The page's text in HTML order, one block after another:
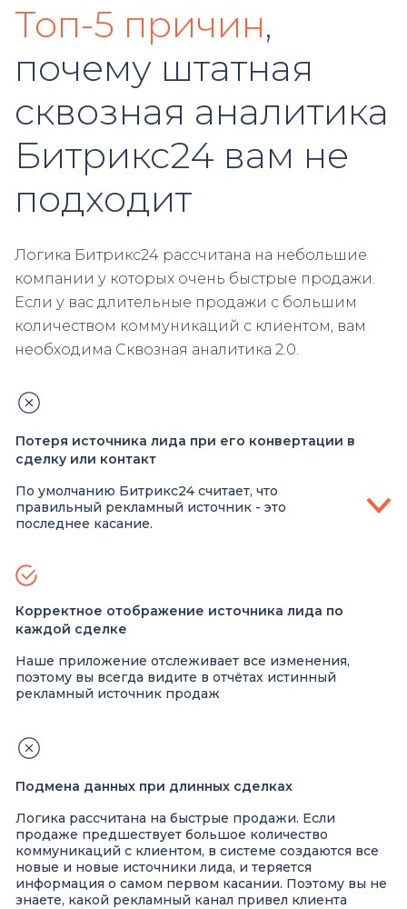
Топ-5 причин,
почему штатная
сквозная аналитика
Битрикс24 вам не
подходит
Логика Битрикс24 рассчитана на небольшие
компании у которых очень быстрые продажи.
Если у вас длительные продажи с большим
количеством коммуникаций с клиентом, вам
необходима Сквозная аналитика 2.0.
Потеря источника лида при его конвертации в
сделку или контакт
По умолчанию Битрикс24 считает, что
правильный рекламный источник - это
последнее касание.
Корректное отображение источника лида по
каждой сделке
Наше приложение отслеживает все изменения,
поэтому вы всегда видите в отчётах истинный
рекламный источник продаж
Подмена данных при длинных сделках
Логика рассчитана на быстрые продажи. Если
продаже предшествует большое количество
коммуникаций с клиентом, в системе создаются все
новые и новые источники лида, и теряется
информация о самом первом касании. Поэтому вы не
знаете, какой рекламный канал привел клиента